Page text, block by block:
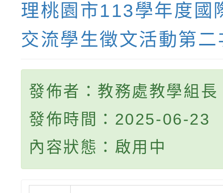
理桃園市113學年度國
交流學生徵文活動第
發佈者：教務處教學組長
發佈時間：2025-06-23
內容狀態：啟用中